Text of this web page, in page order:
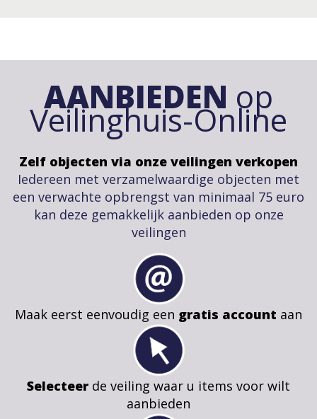
AANBIEDEN op
Veilinghuis-Online
Zelf objecten via onze veilingen verkopen
Iedereen met verzamelwaardige objecten met
een verwachte opbrengst van minimaal 75 euro
kan deze gemakkelijk aanbieden op onze
veilingen
Maak eerst eenvoudig een gratis account aan
Selecteer de veiling waar u items voor wilt
aanbieden